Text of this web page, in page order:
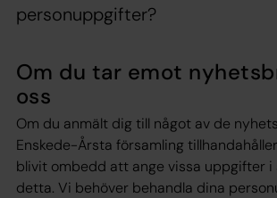
personuppgifter?
Om du tar emot
oss
Om du anmält dig till något av de
Enskede-Årsta församling
blivit ombedd att ange vissa uppgifter i
detta. Vi behöver behandla dina